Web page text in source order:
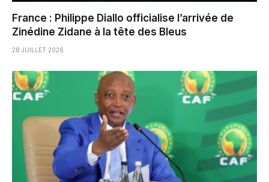
France : Philippe Diallo officialise l’arrivée de
Zinédine Zidane à la tête des Bleus
28 JUILLET 2026